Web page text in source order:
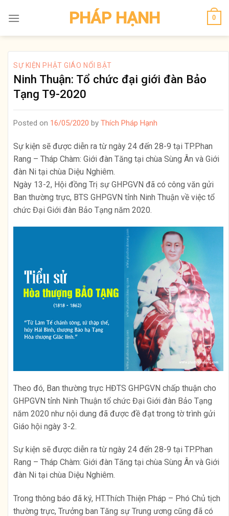
PHÁP HẠNH 0
SỰ KIỆN PHẬT GIÁO NỔI BẬT
Ninh Thuận: Tổ chức đại giới đàn Bảo
Tạng T9-2020
Posted on 16/05/2020 by Thích Pháp Hạnh
Sự kiện sẽ được diễn ra từ ngày 24 đến 28-9 tại TP.Phan
Rang – Tháp Chàm: Giới đàn Tăng tại chùa Sùng Ân và Giới
đàn Ni tại chùa Diệu Nghiêm.
Ngày 13-2, Hội đồng Trị sự GHPGVN đã có công văn gửi
Ban thường trực, BTS GHPGVN tỉnh Ninh Thuận về việc tổ
chức Đại Giới đàn Bảo Tạng năm 2020.
Theo đó, Ban thường trực HĐTS GHPGVN chấp thuận cho
GHPGVN tỉnh Ninh Thuận tổ chức Đại Giới đàn Bảo Tạng
năm 2020 như nội dung đã được đề đạt trong tờ trình gửi
Giáo hội ngày 3-2.
Sự kiện sẽ được diễn ra từ ngày 24 đến 28-9 tại TP.Phan
Rang – Tháp Chàm: Giới đàn Tăng tại chùa Sùng Ân và Giới
đàn Ni tại chùa Diệu Nghiêm.
Trong thông báo đã ký, HT.Thích Thiện Pháp – Phó Chủ tịch
thường trực, Trưởng ban Tăng sự Trung ương cũng đã có